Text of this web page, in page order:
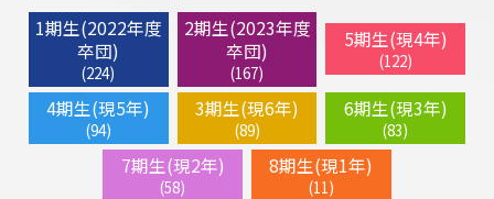
1期生(2022年度
卒団)
(224)
2期生(2023年度
卒団)
(167)
5期生(現4年)
(122)
4期生(現5年)
(94)
3期生(現6年)
(89)
6期生(現3年)
(83)
7期生(現2年)
(58)
8期生(現1年)
(11)